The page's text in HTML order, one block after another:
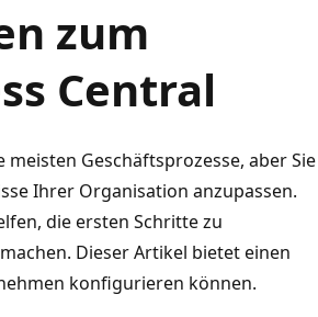
zum
Central
Geschäftsprozesse, aber Sie
Ihrer Organisation anzupassen.
die ersten Schritte zu
Dieser Artikel bietet einen
konfigurieren können.